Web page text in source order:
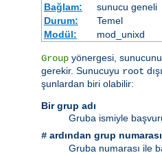
Bağlam:
sunucu geneli
Durum:
Temel
Modül:
mod_unixd
Group yönergesi,
gerekir. Sunucuyu root
şunlardan biri olabilir:
Bir grup adı
Gruba ismiyle
# ardından grup numarası
Gruba numarası ile